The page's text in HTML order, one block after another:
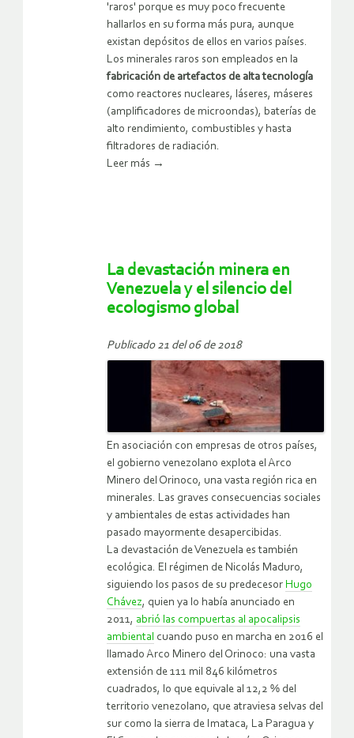
'raros' porque es muy poco frecuente
hallarlos en su forma más pura, aunque
existan depósitos de ellos en varios países.
Los minerales raros son empleados en la
fabricación de artefactos de alta tecnología
como reactores nucleares, láseres, máseres
(amplificadores de microondas), baterías de
alto rendimiento, combustibles y hasta
filtradores de radiación.
Leer más →
La devastación minera en
Venezuela y el silencio del
ecologismo global
Publicado 21 del 06 de 2018
En asociación con empresas de otros países,
el gobierno venezolano explota el Arco
Minero del Orinoco, una vasta región rica en
minerales. Las graves consecuencias sociales
y ambientales de estas actividades han
pasado mayormente desapercibidas.
La devastación de Venezuela es también
ecológica. El régimen de Nicolás Maduro,
siguiendo los pasos de su predecesor Hugo
Chávez, quien ya lo había anunciado en
2011, abrió las compuertas al apocalipsis
ambiental cuando puso en marcha en 2016 el
llamado Arco Minero del Orinoco: una vasta
extensión de 111 mil 846 kilómetros
cuadrados, lo que equivale al 12,2 % del
territorio venezolano, que atraviesa selvas del
sur como la sierra de Imataca, La Paragua y